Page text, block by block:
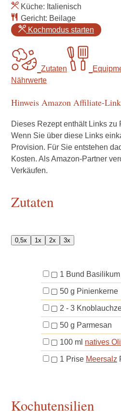
Küche: Italienisch
Gericht: Beilage
Kochmodus starten
Zutaten
Nährwerte
Hinweis Amazon Affiliate-
Dieses Rezept enthält Links zu
Wenn Sie über diese Links
Provision. Für Sie entstehen
Kosten. Als Amazon-Partner
Verkäufen.
Zutaten
0,5x 1x 2x 3x
▢ 1 Bund Basilikum
▢ 50 g Pinienkerne
▢ 2 - 3
▢ 50 g Parmesan
▢ 100 ml natives
▢ 1 Prise Meersalz
Kochutensilien